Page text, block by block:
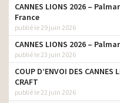
CANNES LIONS 2026 –
France
publié le 29 juin 2026
CANNES LIONS 2026 –
publié le 23 juin 2026
COUP D’ENVOI DES
CRAFT
publié le 22 juin 2026